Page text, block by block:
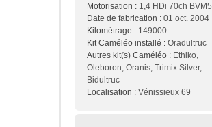
Motorisation : 1,4 HDi 70ch BVM5
Date de fabrication : 01 oct. 2004
Kilométrage : 149000
Kit Caméléo installé : Oradultruc
Autres kit(s) Caméléo : Ethiko,
Oleboron, Oranis, Trimix Silver,
Bidultruc
Localisation : Vénissieux 69